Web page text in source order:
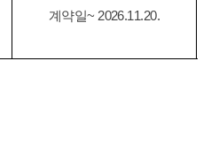
계약일~ 2026.11.20.